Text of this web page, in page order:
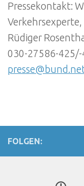
Pressekontakt:
Rüdiger
030-27586-425/-
FOLGEN: